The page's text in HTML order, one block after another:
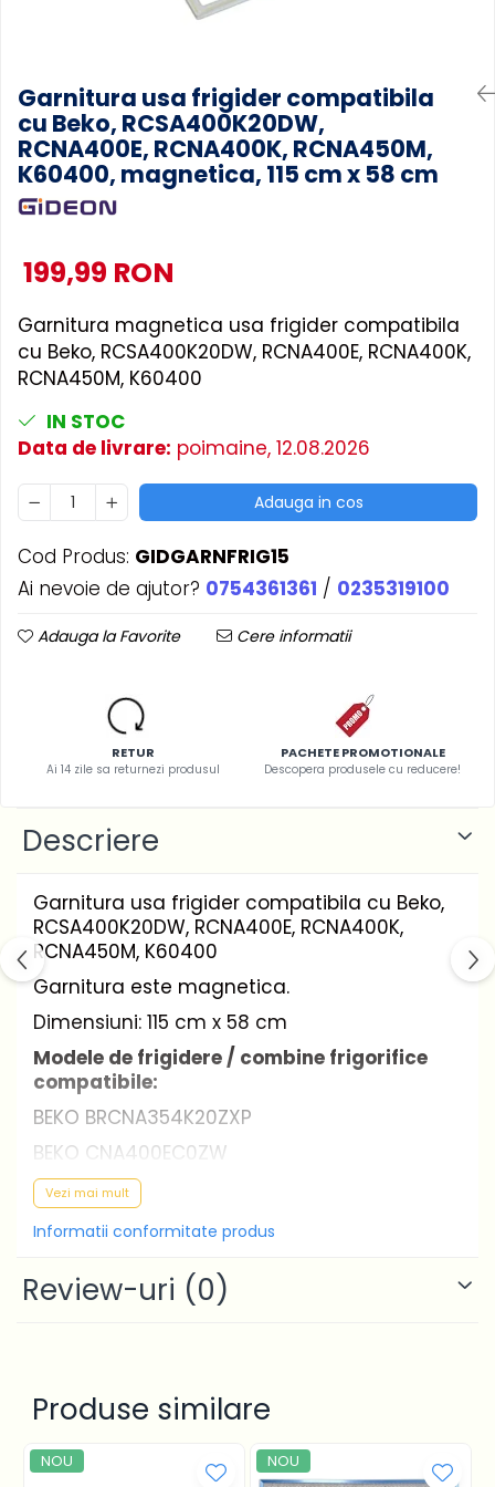
Accesorii Electrocasnice Mici
Filtre Purificatoare Aer
Accesorii Piese Aer Conditionat
Garnitura usa frigider compatibila
cu Beko, RCSA400K20DW,
RCNA400E, RCNA400K, RCNA450M,
K60400, magnetica, 115 cm x 58 cm
199,99 RON
Garnitura magnetica usa frigider compatibila
cu Beko, RCSA400K20DW, RCNA400E, RCNA400K,
RCNA450M, K60400
IN STOC
Data de livrare: poimaine, 12.08.2026
Adauga in cos
Cod Produs: GIDGARNFRIG15
Ai nevoie de ajutor? 0754361361 / 0235319100
Adauga la Favorite Cere informatii
RETUR
Ai 14 zile sa returnezi produsul
PACHETE PROMOTIONALE
Descopera produsele cu reducere!
Descriere
Garnitura usa frigider compatibila cu Beko,
RCSA400K20DW, RCNA400E, RCNA400K,
RCNA450M, K60400
Garnitura este magnetica.
Dimensiuni: 115 cm x 58 cm
Modele de frigidere / combine frigorifice
compatibile:
BEKO BRCNA354K20ZXP
BEKO CNA400EC0ZW
BEKO CNA400I20XB
BEKO CSA400KC1W
BEKO RCNA400E20ZB
BEKO RCNA400E20ZXP
BEKO RCNA400E21ZWFRANCEK60400NEHC
Vezi mai mult
Informatii conformitate produs
Review-uri (0)
Produse similare
NOU NOU